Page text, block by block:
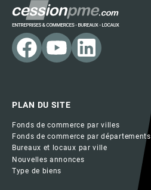
PLAN DU SITE
Fonds de commerce par villes
Fonds de commerce par départements
Bureaux et locaux par ville
Nouvelles annonces
Type de biens